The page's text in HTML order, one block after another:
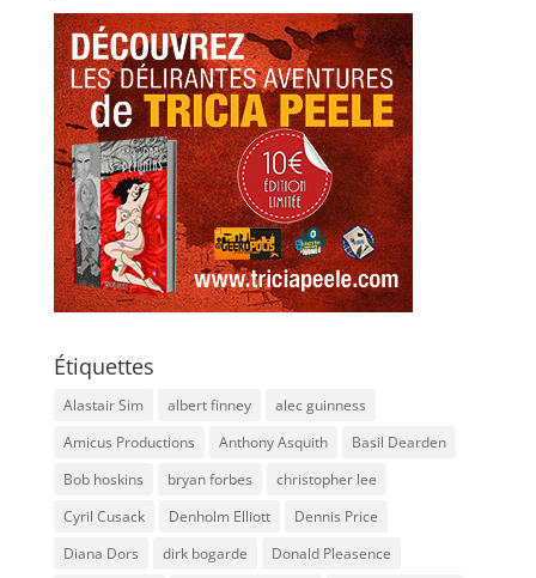
Étiquettes
Alastair Sim albert finney
alec guinness
Amicus Productions
Anthony Asquith
Basil Dearden
Bob hoskins
bryan forbes
christopher lee
Cyril Cusack
Denholm Elliott
Dennis Price
Diana Dors
dirk bogarde
Donald Pleasence